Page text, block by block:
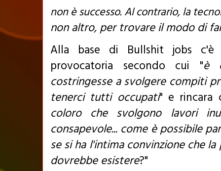
non è successo. Al contrario, la
non altro, per trovare il modo di
Alla base di Bullshit jobs c'è
provocatoria secondo cui "è
costringesse a svolgere compiti
tenerci tutti occupati" e rincara
coloro che svolgono lavori
consapevole... come è possibile
se si ha l'intima convinzione che
dovrebbe esistere?"